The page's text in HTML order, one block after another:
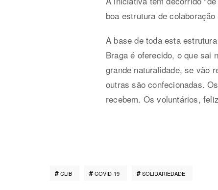
boa estrutura de
A base de toda esta
Braga é oferecido, o que sai
grande naturalidade, se vão
outras são confecionadas.
recebem. Os voluntários,
CLIB COVID-19 SOLIDARIEDADE